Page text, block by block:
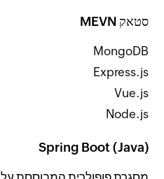
סטאק MEVN
MongoDB
Express.js
Vue.js
Node.js
Spring Boot (Java)